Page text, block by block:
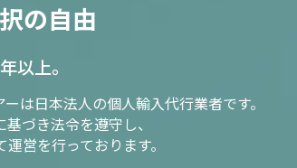
の自由
以上。
は日本法人の個人輸入代行業者です。
づき法令を遵守し、
営を行っております。